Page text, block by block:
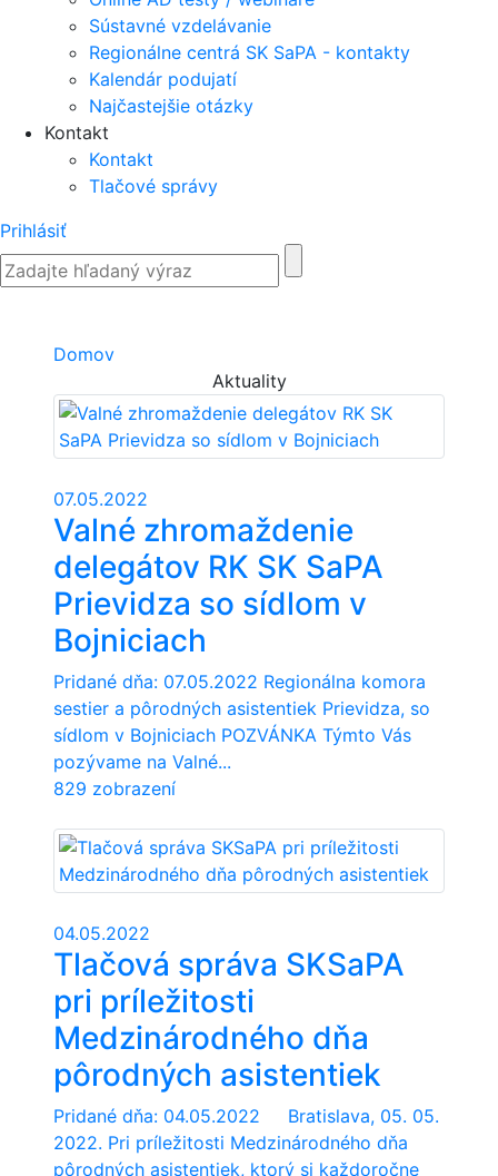
Sústavné vzdelávanie
Regionálne centrá SK SaPA - kontakty
Kalendár podujatí
Najčastejšie otázky
Kontakt
Kontakt
Tlačové správy
Prihlásiť
Domov
Aktuality
07.05.2022
Valné zhromaždenie
delegátov RK SK SaPA
Prievidza so sídlom v
Bojniciach
Pridané dňa: 07.05.2022 Regionálna komora
sestier a pôrodných asistentiek Prievidza, so
sídlom v Bojniciach POZVÁNKA Týmto Vás
pozývame na Valné...
829 zobrazení
04.05.2022
Tlačová správa SKSaPA
pri príležitosti
Medzinárodného dňa
pôrodných asistentiek
Pridané dňa: 04.05.2022 Bratislava, 05. 05.
2022. Pri príležitosti Medzinárodného dňa
pôrodných asistentiek, ktorý si každoročne